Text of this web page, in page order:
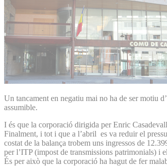
Un tancament en negatiu mai no ha de ser motiu
assumible.
I és que la corporació dirigida per Enric
Finalment, i tot i que a l’abril es va reduir el
costat de la balança trobem uns ingressos de
per l’ITP (impost de transmissions patrimonials) i
És per això que la corporació ha hagut de fer